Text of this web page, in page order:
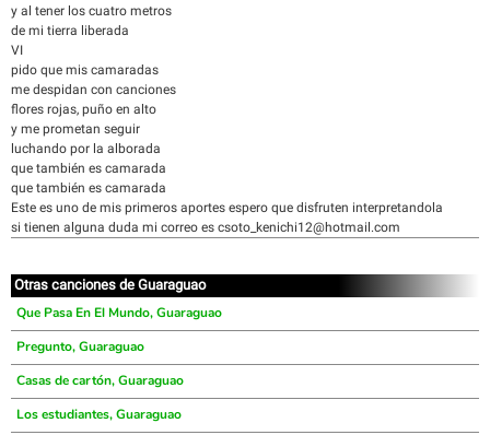
y al tener los cuatro metros
de mi tierra liberada
VI
pido que mis camaradas
me despidan con canciones
flores rojas, puño en alto
y me prometan seguir
luchando por la alborada
que también es camarada
que también es camarada
Este es uno de mis primeros aportes espero que disfruten interpretandola
si tienen alguna duda mi correo es csoto_kenichi12@hotmail.com
Otras canciones de Guaraguao
Que Pasa En El Mundo, Guaraguao
Pregunto, Guaraguao
Casas de cartón, Guaraguao
Los estudiantes, Guaraguao